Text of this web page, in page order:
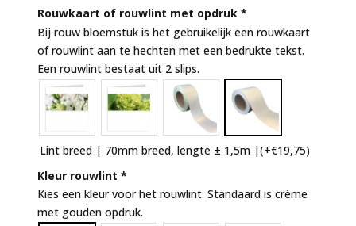
Rouwkaart of rouwlint met opdruk *
Bij rouw bloemstuk is het gebruikelijk een rouwkaart
of rouwlint aan te hechten met een bedrukte tekst.
Een rouwlint bestaat uit 2 slips.
Lint breed | 70mm breed, lengte ± 1,5m |(+€19,75)
Kleur rouwlint *
Kies een kleur voor het rouwlint. Standaard is crème
met gouden opdruk.